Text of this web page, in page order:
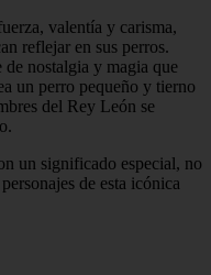
valentía y carisma,
reflejar en sus perros.
de nostalgia y magia que
un perro pequeño y tierno
del Rey León se
un significado especial, no
de esta icónica